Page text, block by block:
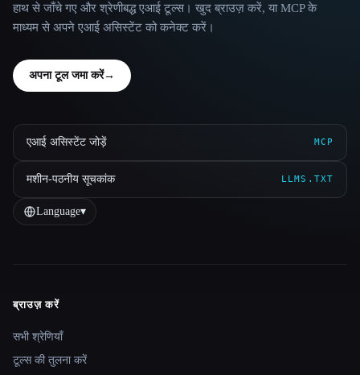
हाथ से जाँचे गए और श्रेणीबद्ध एआई टूल्स। खुद ब्राउज़ करें, या MCP के
माध्यम से अपने एआई असिस्टेंट को कनेक्ट करें।
अपना टूल जमा करें→
एआई असिस्टेंट जोड़ें MCP
मशीन-पठनीय सूचकांक LLMS.TXT
Language▾
Site navigation
ब्राउज़ करें
सभी श्रेणियाँ
टूल्स की तुलना करें